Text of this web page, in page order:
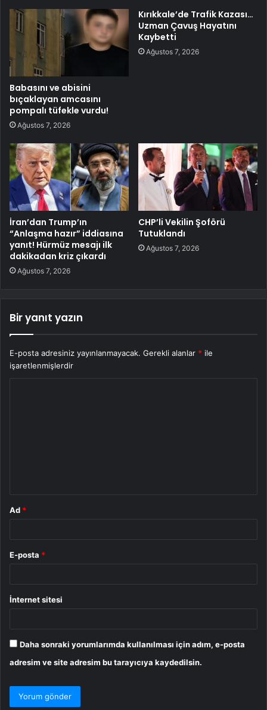
Babasını ve abisini
bıçaklayan amcasını
pompalı tüfekle vurdu!
Ağustos 7, 2026
Kırıkkale’de Trafik Kazası…
Uzman Çavuş Hayatını
Kaybetti
Ağustos 7, 2026
İran’dan Trump’ın
“Anlaşma hazır” iddiasına
yanıt! Hürmüz mesajı ilk
dakikadan kriz çıkardı
Ağustos 7, 2026
CHP’li Vekilin Şoförü
Tutuklandı
Ağustos 7, 2026
Bir yanıt yazın
E-posta adresiniz yayınlanmayacak. Gerekli alanlar * ile
işaretlenmişlerdir
Ad *
E-posta *
İnternet sitesi
Daha sonraki yorumlarımda kullanılması için adım, e-posta
adresim ve site adresim bu tarayıcıya kaydedilsin.